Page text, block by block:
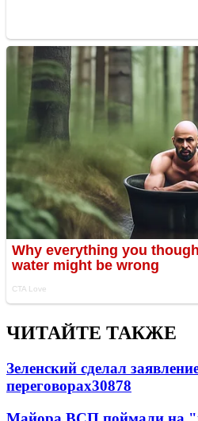
ЧИТАЙТЕ ТАКЖЕ
Зеленский сделал
переговорах30878